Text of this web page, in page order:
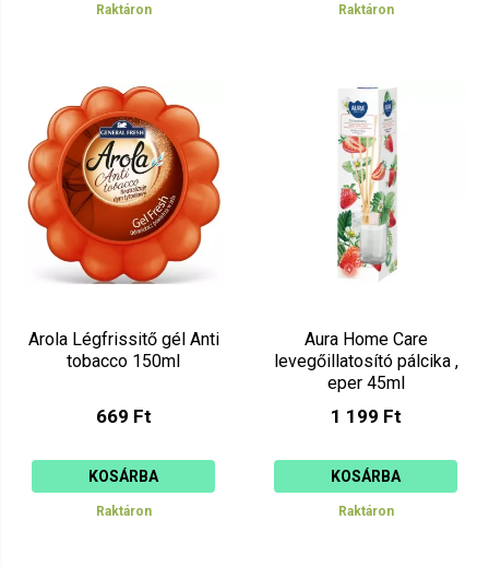
Raktáron Raktáron
Arola Légfrissitő gél Anti
tobacco 150ml
669 Ft
KOSÁRBA
Raktáron
Aura Home Care
levegőillatosító pálcika ,
eper 45ml
1 199 Ft
KOSÁRBA
Raktáron